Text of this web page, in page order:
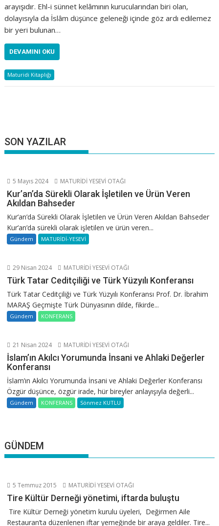
arayışıdır. Ehl-i sünnet kelâmının kurucularından biri olan,
dolayısıyla da İslâm düşünce geleneği içinde göz ardı edilemez
bir yeri bulunan…
DEVAMINI OKU
Maturidi Kitaplığı
SON YAZILAR
5 Mayıs 2024 MATURİDİ YESEVİ OTAĞI
Kur’an’da Sürekli Olarak İşletilen ve Ürün Veren
Akıldan Bahseder
Kur’an’da Sürekli Olarak İşletilen ve Ürün Veren Akıldan Bahseder
Kur’an’da sürekli olarak işletilen ve ürün veren...
Gündem MATURİDİ-YESEVİ
29 Nisan 2024 MATURİDİ YESEVİ OTAĞI
Türk Tatar Ceditçiliği ve Türk Yüzyılı Konferansı
Türk Tatar Ceditçiliği ve Türk Yüzyılı Konferansı Prof. Dr. İbrahim
MARAŞ Geçmişte Türk Dünyasının dilde, fikirde...
Gündem KONFERANS
21 Nisan 2024 MATURİDİ YESEVİ OTAĞI
İslam’ın Akılcı Yorumunda İnsani ve Ahlaki Değerler
Konferansı
İslam’ın Akılcı Yorumunda İnsani ve Ahlaki Değerler Konferansı
Özgür düşünce, özgür irade, hür bireyler anlayışıyla değerli...
Gündem KONFERANS Sönmez KUTLU
GÜNDEM
5 Temmuz 2015 MATURİDİ YESEVİ OTAĞI
Tire Kültür Derneği yönetimi, iftarda buluştu
Tire Kültür Derneği yönetim kurulu üyeleri, Değirmen Aile
Restauran’ta düzenlenen iftar yemeğinde bir araya geldiler. Tire...